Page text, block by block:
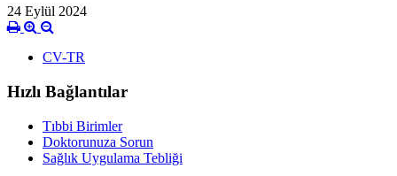
24 Eylül 2024
CV-TR
Hızlı Bağlantılar
Tıbbi Birimler
Doktorunuza Sorun
Sağlık Uygulama Tebliği